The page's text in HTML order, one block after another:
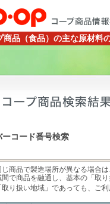
商品（食品）の主な原材料
ーコード番号検索
じ商品で製造場所が異なる場合
間で商品を融通し、基本の「取
取り扱い地域」であっても、ご